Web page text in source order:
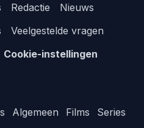
Redactie
Nieuws
Veelgestelde vragen
Cookie-instellingen
Algemeen Films
Series